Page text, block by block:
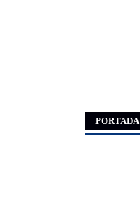
PORTADA